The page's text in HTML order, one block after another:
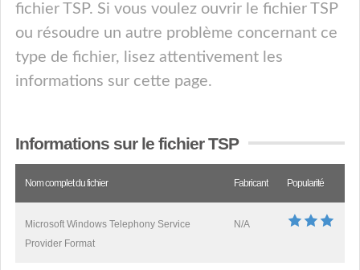
fichier TSP. Si vous voulez ouvrir le fichier TSP
ou résoudre un autre problème concernant ce
type de fichier, lisez attentivement les
informations sur cette page.
Informations sur le fichier TSP
Nom complet du fichier Fabricant Popularité
Microsoft Windows Telephony Service
Provider Format
N/A